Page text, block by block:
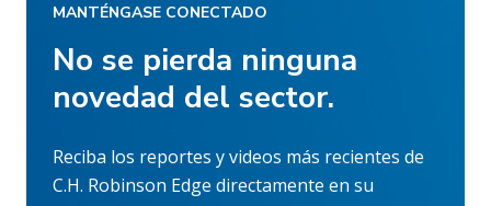
MANTÉNGASE CONECTADO
No se pierda ninguna
novedad del sector.
Reciba los reportes y videos más recientes de
C.H. Robinson Edge directamente en su